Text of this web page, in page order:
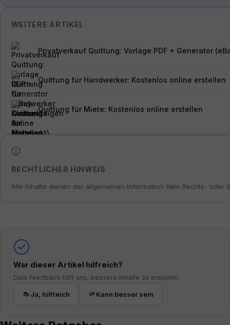
WEITERE ARTIKEL
Privatverkauf Quittung: Vorlage PDF + Generator
Quittung für Handwerker: Kostenlos online erstellen
Quittung für Miete: Kostenlos online erstellen
RECHTLICHER HINWEIS
Alle Inhalte dienen der allgemeinen Information. Kein Rechts-
War dieser Artikel hilfreich?
Dein Feedback hilft uns, bessere Inhalte zu erstellen.
Ja, hilfreich Kann besser sein